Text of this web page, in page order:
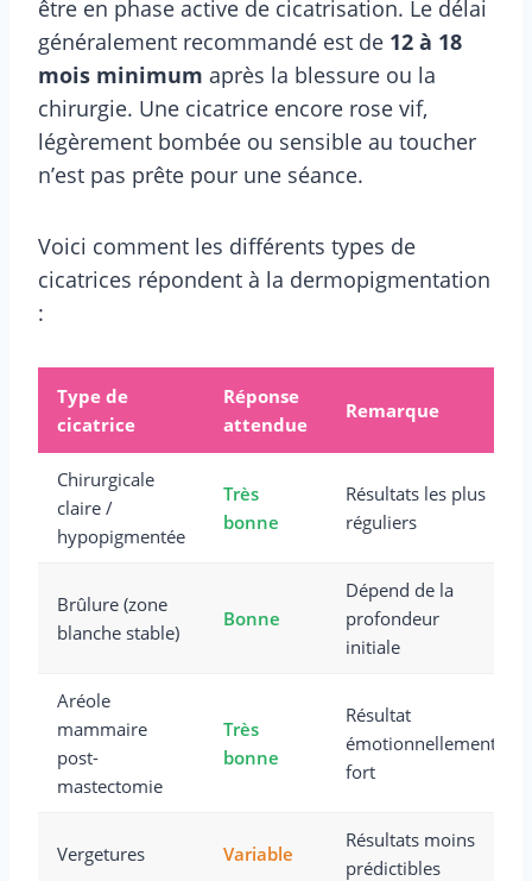
être en phase active de cicatrisation. Le délai
généralement recommandé est de 12 à 18
mois minimum après la blessure ou la
chirurgie. Une cicatrice encore rose vif,
légèrement bombée ou sensible au toucher
n’est pas prête pour une séance.
Voici comment les différents types de
cicatrices répondent à la dermopigmentation
:
Type de
cicatrice
Réponse
attendue
Remarque
Chirurgicale
claire /
hypopigmentée
Très
bonne
Résultats les plus
réguliers
Brûlure (zone
blanche stable)
Bonne
Dépend de la
profondeur
initiale
Aréole
mammaire
post-
mastectomie
Très
bonne
Résultat
émotionnellement
fort
Vergetures Variable
Résultats moins
prédictibles